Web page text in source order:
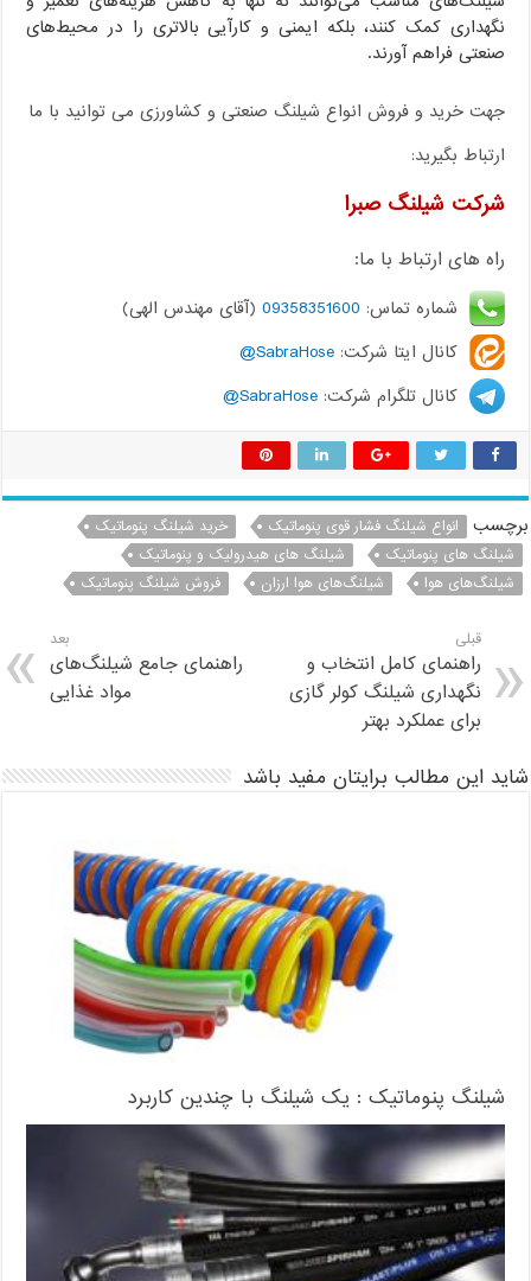
نگهداری کمک کنند، بلکه ایمنی و کارآیی بالاتری را در محیط‌های
صنعتی فراهم آورند.
جهت خرید و فروش انواع شیلنگ صنعتی و کشاورزی می توانید با ما
ارتباط بگیرید:
شرکت شیلنگ صبرا
راه های ارتباط با ما:
شماره تماس: 09358351600 (آقای مهندس الهی)
کانال ایتا شرکت:SabraHose@
کانال تلگرام شرکت:SabraHose@
برچسب انواع شیلنگ فشار قوی پنوماتیک
خرید شیلنگ پنوماتیک
شیلنگ های پنوماتیک
شیلنگ های هیدرولیک و پنوماتیک
شیلنگ‌های هوا
شیلنگ‌های هوا ارزان فروش شیلنگ پنوماتیک
قبلی
راهنمای کامل انتخاب و
نگهداری شیلنگ کولر گازی
برای عملکرد بهتر
بعد
راهنمای جامع شیلنگ‌های
مواد غذایی
شاید این مطالب برایتان مفید باشد
شیلنگ پنوماتیک : یک شیلنگ با چندین کاربرد